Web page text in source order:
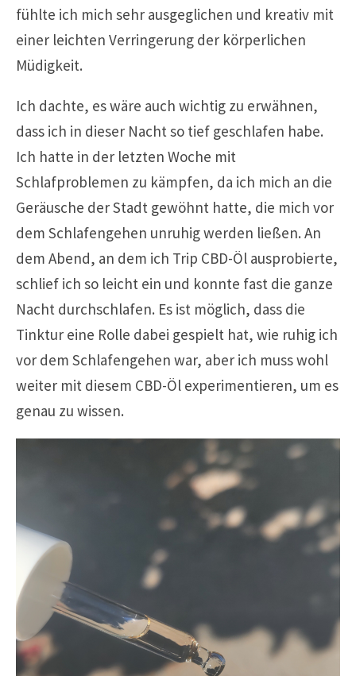
fühlte ich mich sehr ausgeglichen und kreativ mit
einer leichten Verringerung der körperlichen
Müdigkeit.
Ich dachte, es wäre auch wichtig zu erwähnen,
dass ich in dieser Nacht so tief geschlafen habe.
Ich hatte in der letzten Woche mit
Schlafproblemen zu kämpfen, da ich mich an die
Geräusche der Stadt gewöhnt hatte, die mich vor
dem Schlafengehen unruhig werden ließen. An
dem Abend, an dem ich Trip CBD-Öl ausprobierte,
schlief ich so leicht ein und konnte fast die ganze
Nacht durchschlafen. Es ist möglich, dass die
Tinktur eine Rolle dabei gespielt hat, wie ruhig ich
vor dem Schlafengehen war, aber ich muss wohl
weiter mit diesem CBD-Öl experimentieren, um es
genau zu wissen.